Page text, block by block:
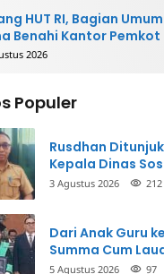
HUT RI, Bagian
Benahi Kantor Pemkot
2026
Populer
Rusdhan
Kepala Dinas
3 Agustus 2026 212
Dari Anak Guru
Summa Cum
Taman Firdaus
5 Agustus 2026 97